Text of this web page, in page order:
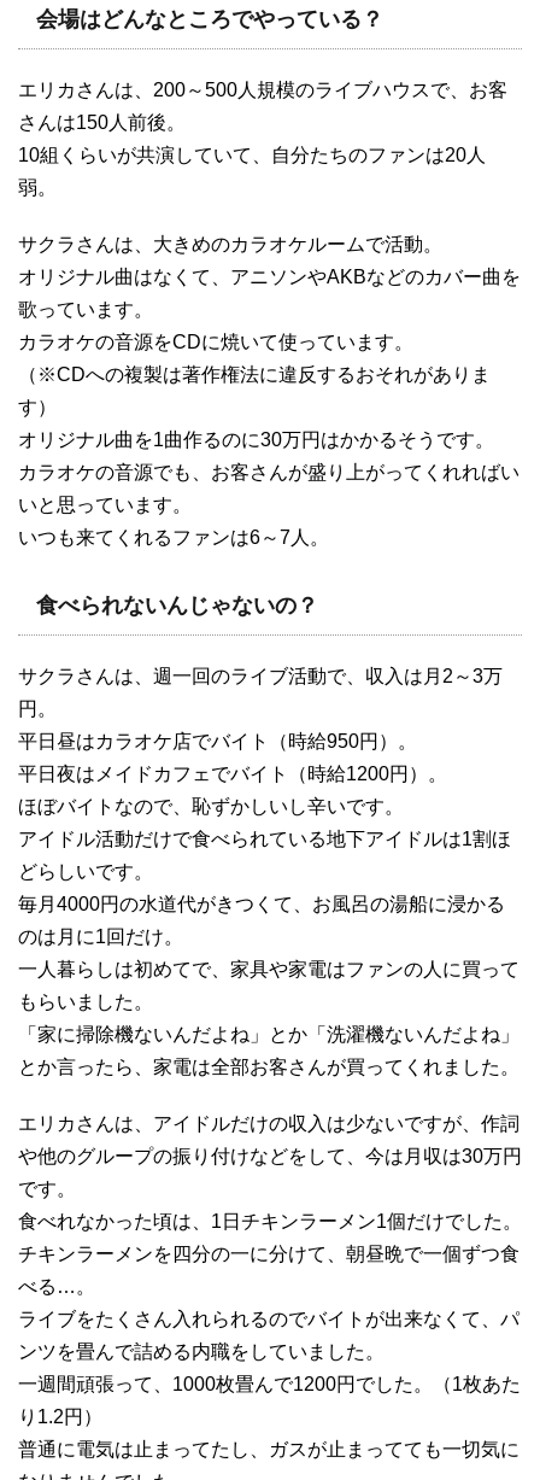
会場はどんなところでやっている？
エリカさんは、200～500人規模のライブハウスで、お客
さんは150人前後。
10組くらいが共演していて、自分たちのファンは20人
弱。
サクラさんは、大きめのカラオケルームで活動。
オリジナル曲はなくて、アニソンやAKBなどのカバー曲を
歌っています。
カラオケの音源をCDに焼いて使っています。
（※CDへの複製は著作権法に違反するおそれがありま
す）
オリジナル曲を1曲作るのに30万円はかかるそうです。
カラオケの音源でも、お客さんが盛り上がってくれればい
いと思っています。
いつも来てくれるファンは6～7人。
食べられないんじゃないの？
サクラさんは、週一回のライブ活動で、収入は月2～3万
円。
平日昼はカラオケ店でバイト（時給950円）。
平日夜はメイドカフェでバイト（時給1200円）。
ほぼバイトなので、恥ずかしいし辛いです。
アイドル活動だけで食べられている地下アイドルは1割ほ
どらしいです。
毎月4000円の水道代がきつくて、お風呂の湯船に浸かる
のは月に1回だけ。
一人暮らしは初めてで、家具や家電はファンの人に買って
もらいました。
「家に掃除機ないんだよね」とか「洗濯機ないんだよね」
とか言ったら、家電は全部お客さんが買ってくれました。
エリカさんは、アイドルだけの収入は少ないですが、作詞
や他のグループの振り付けなどをして、今は月収は30万円
です。
食べれなかった頃は、1日チキンラーメン1個だけでした。
チキンラーメンを四分の一に分けて、朝昼晩で一個ずつ食
べる…。
ライブをたくさん入れられるのでバイトが出来なくて、パ
ンツを畳んで詰める内職をしていました。
一週間頑張って、1000枚畳んで1200円でした。（1枚あた
り1.2円）
普通に電気は止まってたし、ガスが止まってても一切気に